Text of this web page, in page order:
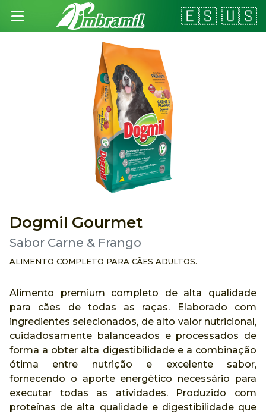
Dogmil Gourmet
Sabor Carne & Frango
ALIMENTO COMPLETO PARA CÃES ADULTOS.
Alimento premium completo de alta qualidade
para cães de todas as raças. Elaborado com
ingredientes selecionados, de alto valor nutricional,
cuidadosamente balanceados e processados de
forma a obter alta digestibilidade e a combinação
ótima entre nutrição e excelente sabor,
fornecendo o aporte energético necessário para
executar todas as atividades. Produzido com
proteínas de alta qualidade e digestibilidade que
Abrir menu 🇪🇸 🇺🇸